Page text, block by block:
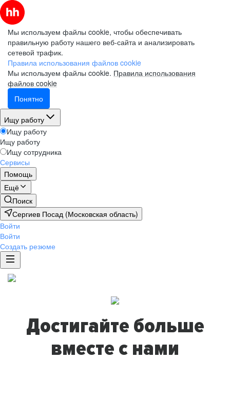
Мы используем файлы cookie, чтобы обеспечивать
правильную работу нашего веб-сайта и анализировать
сетевой трафик.
Правила использования файлов cookie
Мы используем файлы cookie. Правила использования
файлов cookie
Понятно
Ищу работу
Ищу работу
Ищу работу
Ищу сотрудника
Сервисы
Помощь
Ещё
Поиск
Сергиев Посад (Московская область)
Войти
Войти
Создать резюме
Достигайте больше
вместе с нами